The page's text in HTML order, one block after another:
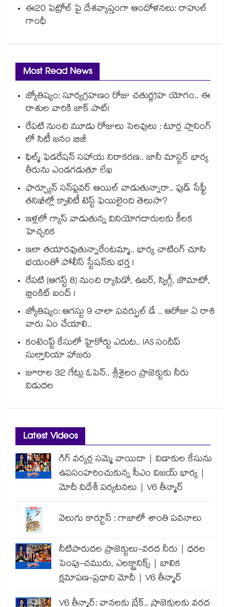
ఈ20 పెట్రోల్ పై దేశవ్యాప్తంగా ఆందోళనలు: రాహుల్
గాంధీ
Most Read News
జ్యోతిష్యం: సూర్యగ్రహణం రోజు చతుర్గ్రహ యోగం.. ఈ
రాశుల వారికి జాక్ పాట్!
రేపటి నుంచి మూడు రోజులు సెలవులు : టూర్ల ప్లానింగ్
లో సిటీ జనం బిజీ
ఫిల్మ్ ఫెడరేషన్ సహాయ నిరాకరణ.. జానీ మాస్టర్ భార్య
తీరును ఎండగడుతూ లేఖ
ఫార్చ్యూన్ సన్‌ఫ్లవర్ ఆయిల్ వాడుతున్నారా.. ఫుడ్ సేఫ్టీ
తనిఖీల్లో క్వాలిటీ టెస్ట్ ఫెయిలైంది తెలుసా?
ఇళ్లలో గ్యాస్ వాడుతున్న వినియోగదారులకు కీలక
హెచ్చరిక
ఇలా తయారవుతున్నారేంటమ్మా.. భార్య చాటింగ్ చూసి
భయంతో పోలీస్ స్టేషన్⁫కు భర్త !
రేపటి (ఆగస్ట్ 8) నుంచి ర్యాపిడో, ఉబర్, స్విగ్గీ, జొమాటో,
బ్లింకిట్ బంద్ !
జ్యోతిష్యం: ఆగస్టు 9 చాలా పవర్ఫుల్ డే .. ఆరోజు ఏ రాశి
వారు ఏం చేయాలి..
కంటెంప్ట్ కేసులో హైకోర్టు ఎదుట.. IAS సందీప్
సుల్తానియా హాజరు
జూరాల 32 గేట్లు ఓపెన్.. శ్రీశైలం ప్రాజెక్టుకు నీరు
విడుదల
Latest Videos
గిగ్ వర్కర్ల సమ్మె వాయిదా | విడాకుల కేసును
ఉపసంహరించుకున్న సీఎం విజయ్ భార్య |
మోదీ విదేశీ పర్యటనలు | V6 తీన్మార్
వెలుగు కార్టూన్ : గాజాలో శాంతి పవనాలు
నీటిపారుదల ప్రాజెక్టులు-వరద నీరు | ధరల
పెంపు-చమురు, ఎలక్ట్రానిక్స్ | బాలిక
క్షమాపణ-ప్రధాని మోదీ | V6 తీన్మార్